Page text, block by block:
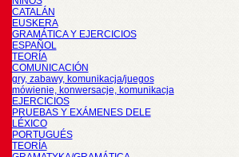
CATALÁN
EUSKERA
GRAMÁTICA Y EJERCICIOS
ESPAÑOL
TEORÍA
COMUNICACIÓN
gry, zabawy, komunikacja/juegos
mówienie, konwersacje, komunikacja
EJERCICIOS
PRUEBAS Y EXÁMENES DELE
LÉXICO
PORTUGUÉS
TEORÍA